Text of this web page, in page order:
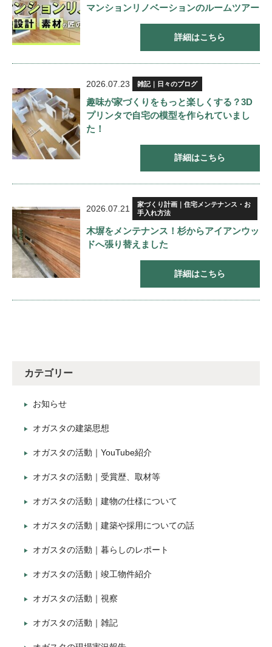
マンションリノベーションのルームツアー
詳細はこちら
2026.07.23 雑記｜日々のブログ
趣味が家づくりをもっと楽しくする？3D
プリンタで自宅の模型を作られていまし
た！
詳細はこちら
2026.07.21
家づくり計画｜住宅メンテナンス・お
手入れ方法
木塀をメンテナンス！杉からアイアンウッ
ドへ張り替えました
詳細はこちら
カテゴリー
お知らせ
オガスタの建築思想
オガスタの活動｜YouTube紹介
オガスタの活動｜受賞歴、取材等
オガスタの活動｜建物の仕様について
オガスタの活動｜建築や採用についての話
オガスタの活動｜暮らしのレポート
オガスタの活動｜竣工物件紹介
オガスタの活動｜視察
オガスタの活動｜雑記